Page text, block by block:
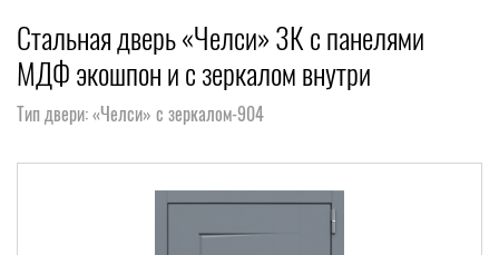
Стальная дверь «Челси» 3К с панелями
МДФ экошпон и с зеркалом внутри
Тип двери: «Челси» с зеркалом-904